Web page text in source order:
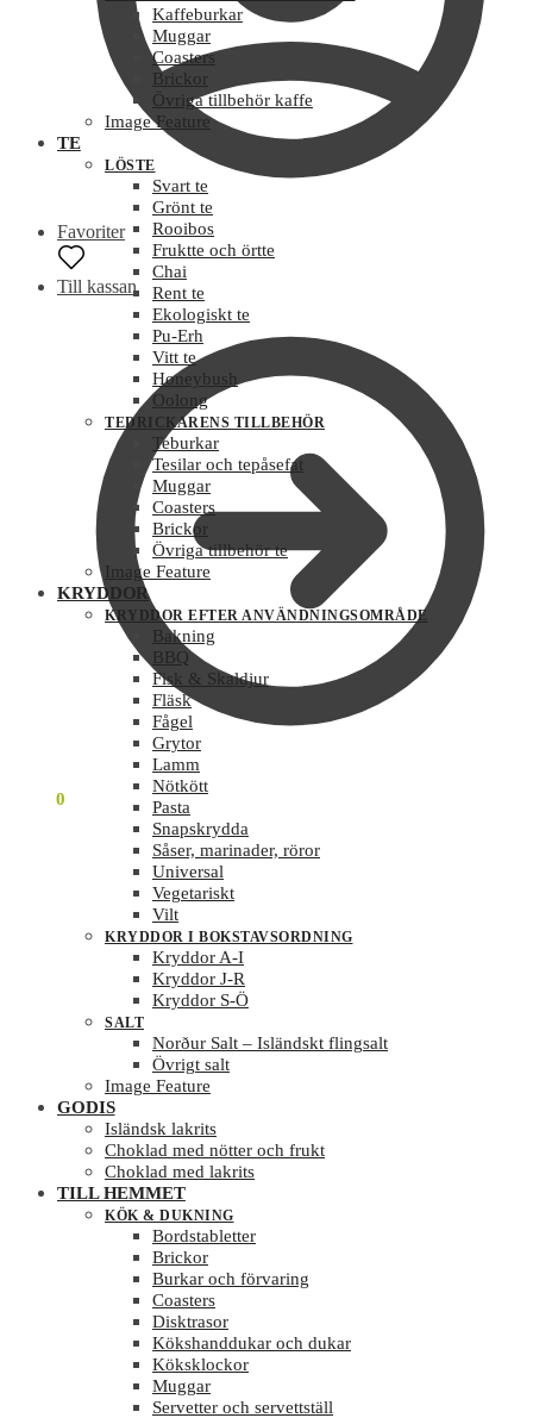
Favoriter
Till kassan
0
Kaffeburkar
Muggar
Coasters
Brickor
Övriga tillbehör kaffe
Image Feature
TE
LÖSTE
Svart te
Grönt te
Rooibos
Fruktte och örtte
Chai
Rent te
Ekologiskt te
Pu-Erh
Vitt te
Honeybush
Oolong
TEDRICKARENS TILLBEHÖR
Teburkar
Tesilar och tepåsefat
Muggar
Coasters
Brickor
Övriga tillbehör te
Image Feature
KRYDDOR
KRYDDOR EFTER ANVÄNDNINGSOMRÅDE
Bakning
BBQ
Fisk & Skaldjur
Fläsk
Fågel
Grytor
Lamm
Nötkött
Pasta
Snapskrydda
Såser, marinader, röror
Universal
Vegetariskt
Vilt
KRYDDOR I BOKSTAVSORDNING
Kryddor A-I
Kryddor J-R
Kryddor S-Ö
SALT
Norður Salt – Isländskt flingsalt
Övrigt salt
Image Feature
GODIS
Isländsk lakrits
Choklad med nötter och frukt
Choklad med lakrits
TILL HEMMET
KÖK & DUKNING
Bordstabletter
Brickor
Burkar och förvaring
Coasters
Disktrasor
Kökshanddukar och dukar
Köksklockor
Muggar
Servetter och servettställ